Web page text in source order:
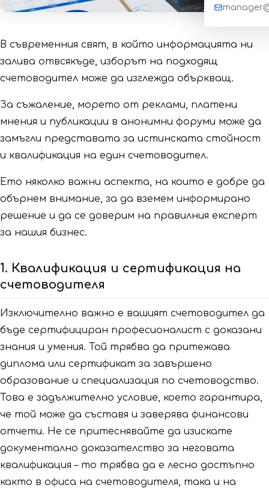
В съвременния свят, в който информацията ни
залива отвсякъде, изборът на подходящ
счетоводител може да изглежда объркващ.
За съжаление, морето от реклами, платени
мнения и публикации в анонимни форуми може да
замъгли представата за истинската стойност
и квалификация на един счетоводител.
Ето няколко важни аспекта, на които е добре да
обърнем внимание, за да вземем информирано
решение и да се доверим на правилния експерт
за нашия бизнес.
1. Квалификация и сертификация на
счетоводителя
Изключително важно е вашият счетоводител да
бъде сертифициран професионалист с доказани
знания и умения. Той трябва да притежава
диплома или сертификат за завършено
образование и специализация по счетоводство.
Това е задължително условие, което гарантира,
че той може да съставя и заверява финансови
отчети. Не се притеснявайте да изискате
документално доказателство за неговата
квалификация – то трябва да е лесно достъпно
както в офиса на счетоводителя, така и на